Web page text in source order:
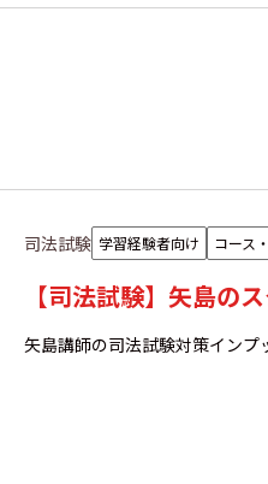
司法試験 学習経験者向け コース
【司法試験】矢島の
矢島講師の司法試験対策イン